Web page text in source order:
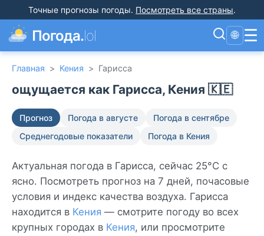
Точные прогнозы погоды. Посмотреть все страны.
Погода.lol 🌐 ☰
Главная > Кения > Гарисса
ощущается как Гарисса, Кения 🇰🇪
Прогноз Погода в августе
Погода в сентябре
Среднегодовые показатели
Погода в Кения
Актуальная погода в Гарисса, сейчас 25°C с
ясно. Посмотреть прогноз на 7 дней, почасовые
условия и индекс качества воздуха. Гарисса
находится в Кения — смотрите погоду во всех
крупных городах в Кения, или просмотрите